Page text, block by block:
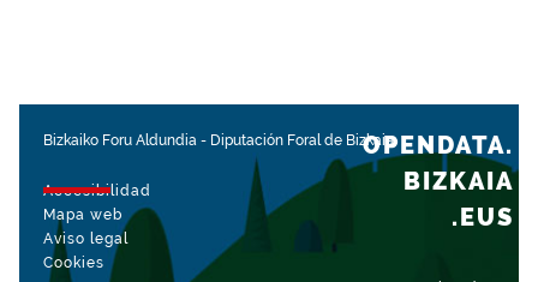
Bizkaiko Foru Aldundia - Diputación Foral de Bizkaia
Accesibilidad
Mapa web
Aviso legal
Cookies
OPENDATA.
BIZKAIA
.EUS